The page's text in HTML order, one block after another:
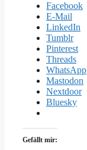
Facebook
E-Mail
LinkedIn
Tumblr
Pinterest
Threads
WhatsApp
Mastodon
Nextdoor
Bluesky
Gefällt mir: